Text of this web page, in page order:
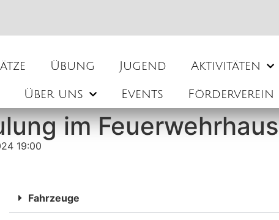
Übung Jugend Aktivitäten
Über uns Events Förderverein
im Feuerwehrhaus
19:00
Fahrzeuge